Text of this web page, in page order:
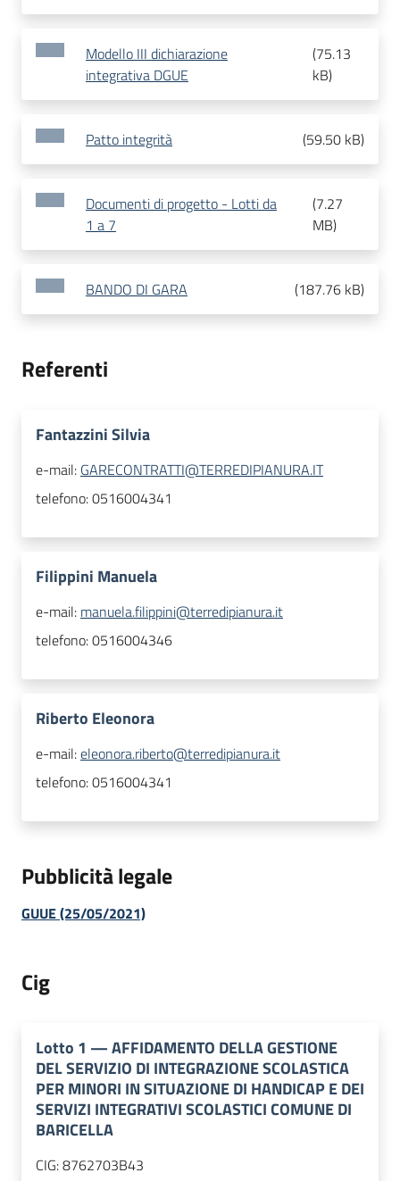
Modello III dichiarazione
integrativa DGUE
(75.13
kB)
Patto integrità (59.50 kB)
Documenti di progetto - Lotti da
1 a 7
(7.27
MB)
BANDO DI GARA (187.76 kB)
Referenti
Fantazzini Silvia
e-mail: GARECONTRATTI@TERREDIPIANURA.IT
telefono:0516004341
Filippini Manuela
e-mail: manuela.filippini@terredipianura.it
telefono:0516004346
Riberto Eleonora
e-mail:eleonora.riberto@terredipianura.it
telefono:0516004341
Pubblicità legale
GUUE (25/05/2021)
Cig
Lotto 1 —AFFIDAMENTO DELLA GESTIONE
DEL SERVIZIO DI INTEGRAZIONE SCOLASTICA
PER MINORI IN SITUAZIONE DI HANDICAP E DEI
SERVIZI INTEGRATIVI SCOLASTICI COMUNE DI
BARICELLA
CIG:8762703B43